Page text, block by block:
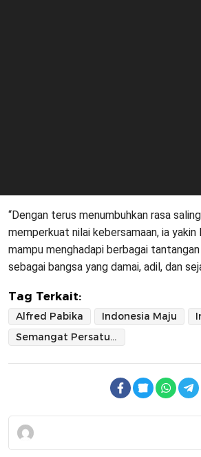
“Dengan terus menumbuhkan rasa
memperkuat nilai kebersamaan, ia yakin
mampu menghadapi berbagai
sebagai bangsa yang damai, adil, dan
Tag Terkait:
Alfred Pabika Indonesia Maju
Semangat Persatuan